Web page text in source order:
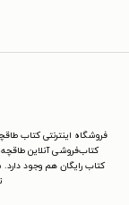
فروشگاه اینترنتی کتاب
کتاب‌فروشی آنلاین
کتاب رایگان هم وجود دارد.